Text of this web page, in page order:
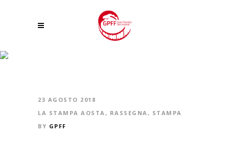
23 AGOSTO 2018
LA STAMPA AOSTA, RASSEGNA, STAMPA
BY GPFF